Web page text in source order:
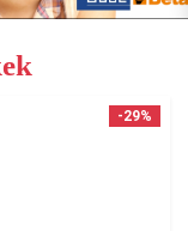
-29%